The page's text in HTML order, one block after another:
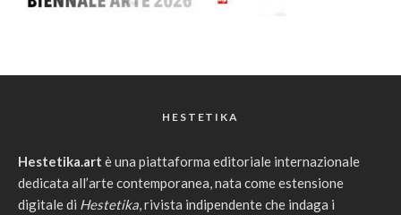
HESTETIKA
Hestetika.art è una piattaforma editoriale internazionale
dedicata all’arte contemporanea, nata come estensione
digitale di Hestetika, rivista indipendente che indaga i